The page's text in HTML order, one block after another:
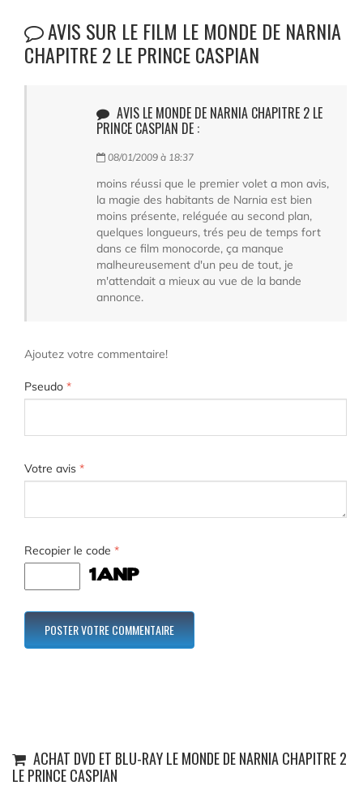
AVIS SUR LE FILM LE MONDE DE NARNIA
CHAPITRE 2 LE PRINCE CASPIAN
AVIS LE MONDE DE NARNIA CHAPITRE 2 LE
PRINCE CASPIAN DE :
08/01/2009 à 18:37
moins réussi que le premier volet a mon avis,
la magie des habitants de Narnia est bien
moins présente, reléguée au second plan,
quelques longueurs, trés peu de temps fort
dans ce film monocorde, ça manque
malheureusement d'un peu de tout, je
m'attendait a mieux au vue de la bande
annonce.
Ajoutez votre commentaire!
Pseudo *
Votre avis *
Recopier le code *
ACHAT DVD ET BLU-RAY LE MONDE DE NARNIA CHAPITRE 2
LE PRINCE CASPIAN